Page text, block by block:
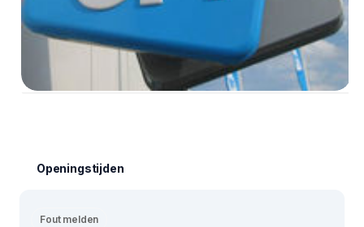
Openingstijden
Fout melden